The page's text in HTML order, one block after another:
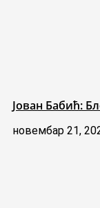
Јован Бабић:
новембар 21,